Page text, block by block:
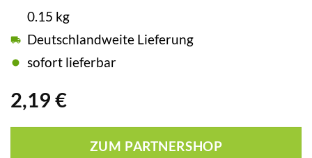
2,19 €
0.15 kg
Deutschlandweite Lieferung
sofort lieferbar
ZUM PARTNERSHOP